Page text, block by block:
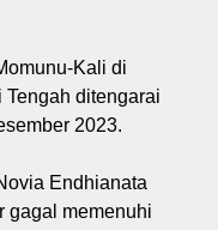
Kali di
ditengarai
2023.
Endhianata
gagal memenuhi